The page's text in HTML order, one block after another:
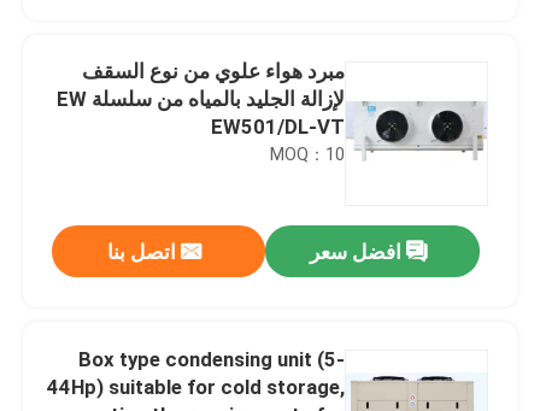
مبرد هواء علوي من نوع السقف
لإزالة الجليد بالمياه من سلسلة EW
EW501/DL-VT
MOQ：10
افضل سعر اتصل بنا
Box type condensing unit (5-
44Hp) suitable for cold storage,